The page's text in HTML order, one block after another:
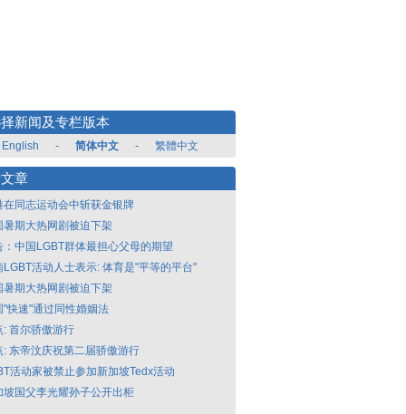
新闻及专栏版本
English - 简体中文 - 繁體中文
章
在同志运动会中斩获金银牌
暑期大热网剧被迫下架
：中国LGBT群体最担心父母的期望
LGBT活动人士表示: 体育是"平等的平台"
暑期大热网剧被迫下架
"快速"通过同性婚姻法
: 首尔骄傲游行
: 东帝汶庆祝第二届骄傲游行
活动家被禁止参加新加坡Tedx活动
坡国父李光耀孙子公开出柜